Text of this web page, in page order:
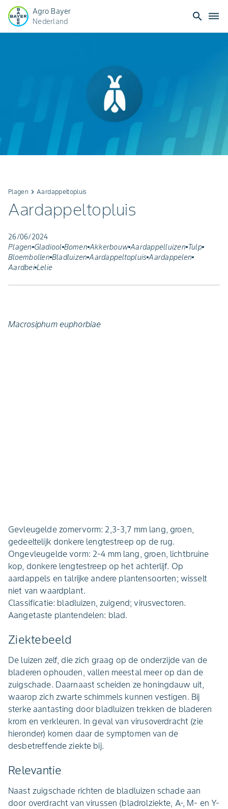
Agro Bayer
Nederland
search dehaze
Plagen keyboard_arrow_rightAardappeltopluis
Aardappeltopluis
26/06/2024
Plagen Gladiool Bomen Akkerbouw Aardappelluizen Tulp
Bloembollen Bladluizen Aardappeltopluis Aardappelen
Aardbei Lelie
Macrosiphum euphorbiae
Gevleugelde zomervorm: 2,3-3,7 mm lang, groen,
gedeeltelijk donkere lengtestreep op de rug.
Ongevleugelde vorm: 2-4 mm lang, groen, lichtbruine
kop, donkere lengtestreep op het achterlijf. Op
aardappels en talrijke andere plantensoorten; wisselt
niet van waardplant.
Classificatie: bladluizen, zuigend; virusvectoren.
Aangetaste plantendelen: blad.
Ziektebeeld
De luizen zelf, die zich graag op de onderzijde van de
bladeren ophouden, vallen meestal meer op dan de
zuigschade. Daarnaast scheiden ze honingdauw uit,
waarop zich zwarte schimmels kunnen vestigen. Bij
sterke aantasting door bladluizen trekken de bladeren
krom en verkleuren. In geval van virusoverdracht (zie
hieronder) komen daar de symptomen van de
desbetreffende ziekte bij.
Relevantie
Naast zuigschade richten de bladluizen schade aan
door overdracht van virussen (bladrolziekte, A-, M- en Y-